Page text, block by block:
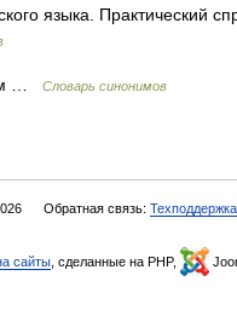
языка. Практический
… Словарь синонимов
Обратная связь: Техподдержка
сайты , сделанные на PHP,